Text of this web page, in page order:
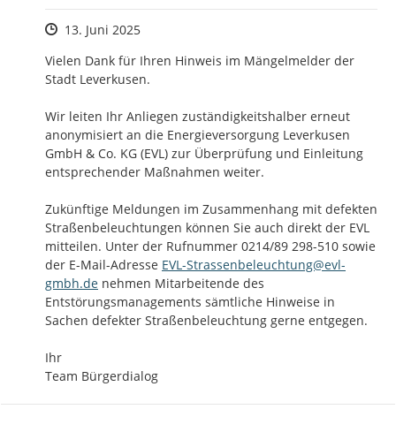
Zeitpunkt des Erstellens
13. Juni 2025
Vielen Dank für Ihren Hinweis im Mängelmelder der
Stadt Leverkusen.
Wir leiten Ihr Anliegen zuständigkeitshalber erneut
anonymisiert an die Energieversorgung Leverkusen
GmbH & Co. KG (EVL) zur Überprüfung und Einleitung
entsprechender Maßnahmen weiter.
Zukünftige Meldungen im Zusammenhang mit defekten
Straßenbeleuchtungen können Sie auch direkt der EVL
mitteilen. Unter der Rufnummer 0214/89 298-510 sowie
der E-Mail-Adresse EVL-Strassenbeleuchtung@evl-
gmbh.de nehmen Mitarbeitende des
Entstörungsmanagements sämtliche Hinweise in
Sachen defekter Straßenbeleuchtung gerne entgegen.
Ihr
Team Bürgerdialog